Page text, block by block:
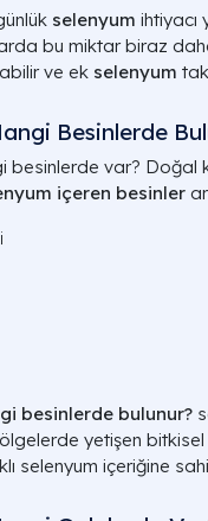
selenyum ihtiyacı
bu miktar biraz
ve ek selenyum
Besinlerde
besinlerde var? Doğal
içeren besinler
besinlerde bulunur?
yetişen bitkisel
selenyum içeriğine